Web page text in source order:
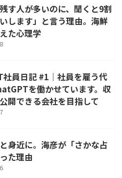
す人が多いのに、聞くと9割
します」と言う理由。海鮮
た心理学
員日記 #1｜社員を雇う代
を働かせています。収
開できる会社を目指して
身近に。海彦が「さかな占
た理由